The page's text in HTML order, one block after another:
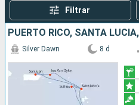
Filtrar
Silver Dawn 8 d